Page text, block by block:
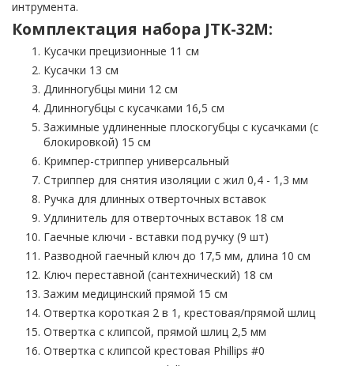
интрумента.
Комплектация набора JTK-32M:
Кусачки прецизионные 11 см
Кусачки 13 см
Длинногубцы мини 12 см
Длинногубцы с кусачками 16,5 см
Зажимные удлиненные плоскогубцы с кусачками (с
блокировкой) 15 см
Кримпер-стриппер универсальный
Стриппер для снятия изоляции с жил 0,4 - 1,3 мм
Ручка для длинных отверточных вставок
Удлинитель для отверточных вставок 18 см
Гаечные ключи - вставки под ручку (9 шт)
Разводной гаечный ключ до 17,5 мм, длина 10 см
Ключ переставной (сантехнический) 18 см
Зажим медицинский прямой 15 см
Отвертка короткая 2 в 1, крестовая/прямой шлиц
Отвертка с клипсой, прямой шлиц 2,5 мм
Отвертка с клипсой крестовая Phillips #0